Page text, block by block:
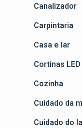
Canalizador
Carpintaria
Casa e lar
Cortinas LED
Cozinha
Cuidado da
Cuidado do